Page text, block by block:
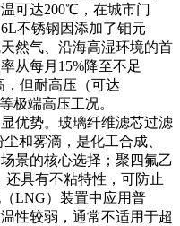
可达200℃，在城市门
不锈钢因添加了钼元
然气、沿海高湿环境的首
从每月15%降至不足
，但耐高压（可达
极端高压工况。
优势。玻璃纤维滤芯过滤
和雾滴，是化工合成、
景的核心选择；聚四氟乙
还具有不粘特性，可防止
LNG）装置中应用普
性较弱，通常不适用于超